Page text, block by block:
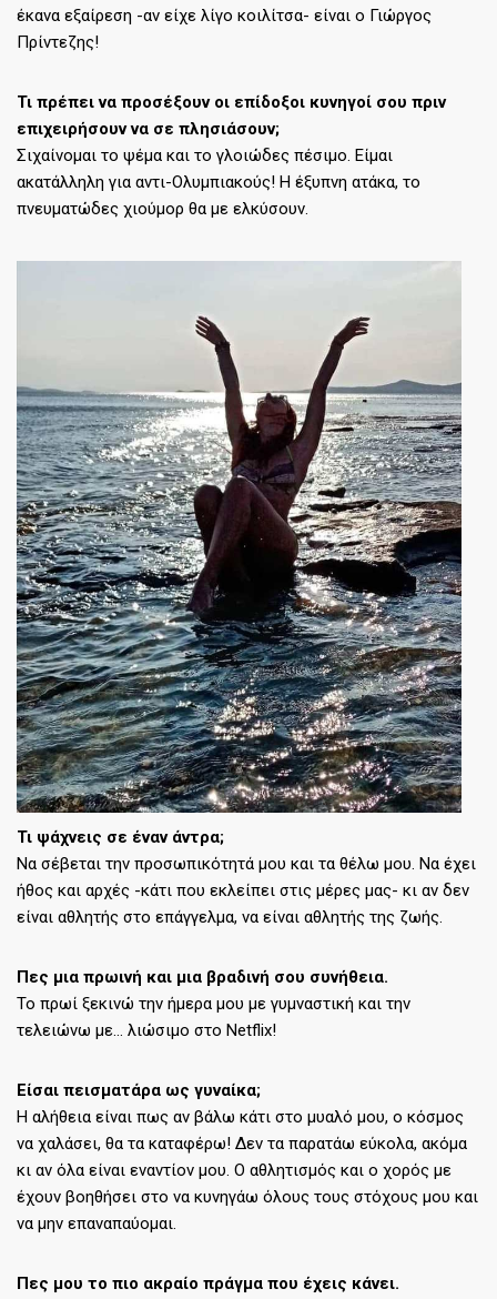
έκανα εξαίρεση -αν είχε λίγο κοιλίτσα- είναι ο Γιώργος
Πρίντεζης!
Τι πρέπει να προσέξουν οι επίδοξοι κυνηγοί σου πριν
επιχειρήσουν να σε πλησιάσουν;
Σιχαίνομαι το ψέμα και το γλοιώδες πέσιμο. Είμαι
ακατάλληλη για αντι-Ολυμπιακούς! Η έξυπνη ατάκα, το
πνευματώδες χιούμορ θα με ελκύσουν.
Τι ψάχνεις σε έναν άντρα;
Να σέβεται την προσωπικότητά μου και τα θέλω μου. Να έχει
ήθος και αρχές -κάτι που εκλείπει στις μέρες μας- κι αν δεν
είναι αθλητής στο επάγγελμα, να είναι αθλητής της ζωής.
Πες μια πρωινή και μια βραδινή σου συνήθεια.
Το πρωί ξεκινώ την ήμερα μου με γυμναστική και την
τελειώνω με… λιώσιμο στο Netflix!
Είσαι πεισματάρα ως γυναίκα;
Η αλήθεια είναι πως αν βάλω κάτι στο μυαλό μου, ο κόσμος
να χαλάσει, θα τα καταφέρω! Δεν τα παρατάω εύκολα, ακόμα
κι αν όλα είναι εναντίον μου. Ο αθλητισμός και ο χορός με
έχουν βοηθήσει στο να κυνηγάω όλους τους στόχους μου και
να μην επαναπαύομαι.
Πες μου το πιο ακραίο πράγμα που έχεις κάνει.